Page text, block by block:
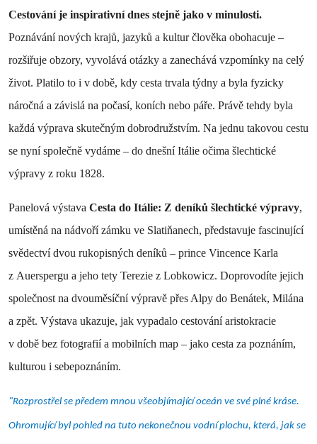
Cestování je inspirativní dnes stejně jako v minulosti.
Poznávání nových krajů, jazyků a kultur člověka obohacuje –
rozšiřuje obzory, vyvolává otázky a zanechává vzpomínky na celý
život. Platilo to i v době, kdy cesta trvala týdny a byla fyzicky
náročná a závislá na počasí, koních nebo páře. Právě tehdy byla
každá výprava skutečným dobrodružstvím. Na jednu takovou cestu
se nyní společně vydáme – do dnešní Itálie očima šlechtické
výpravy z roku 1828.
Panelová výstava Cesta do Itálie: Z deníků šlechtické výpravy,
umístěná na nádvoří zámku ve Slatiňanech, představuje fascinující
svědectví dvou rukopisných deníků – prince Vincence Karla
z Auerspergu a jeho tety Terezie z Lobkowicz. Doprovodíte jejich
společnost na dvouměsíční výpravě přes Alpy do Benátek, Milána
a zpět. Výstava ukazuje, jak vypadalo cestování aristokracie
v době bez fotografií a mobilních map – jako cesta za poznáním,
kulturou i sebepoznáním.
"Rozprostřel se předem mnou všeobjímající oceán ve své plné kráse.
Ohromující byl pohled na tuto nekonečnou vodní plochu, která, jak se